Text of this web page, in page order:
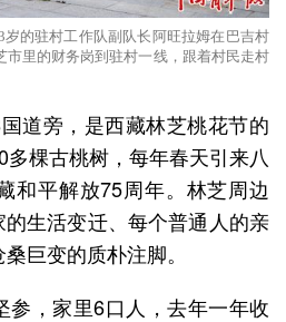
的驻村工作队副队长阿旺拉姆在巴吉村
市里的财务岗到驻村一线，跟着村民走村
道旁，是西藏林芝桃花节的
棵古桃树，每年春天引来八
和平解放75周年。林芝周边
生活变迁、每个普通人的亲
巨变的质朴注脚。
参，家里6口人，去年一年收